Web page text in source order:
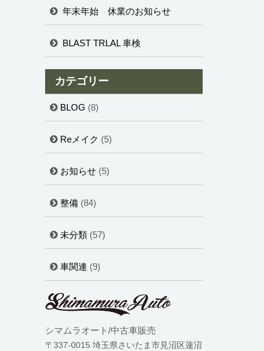
年末年始 休業のお知らせ
BLAST TRLAL 車検
カテゴリー
BLOG (8)
Reメイク (5)
お知らせ(5)
整備(84)
未分類(57)
車関連 (9)
シマムラオート/中古車販売
〒337-0015 埼玉県さいたま市見沼区蓮沼